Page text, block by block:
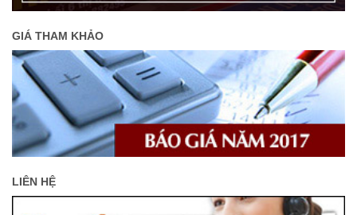
GIÁ THAM KHẢO
LIÊN HỆ